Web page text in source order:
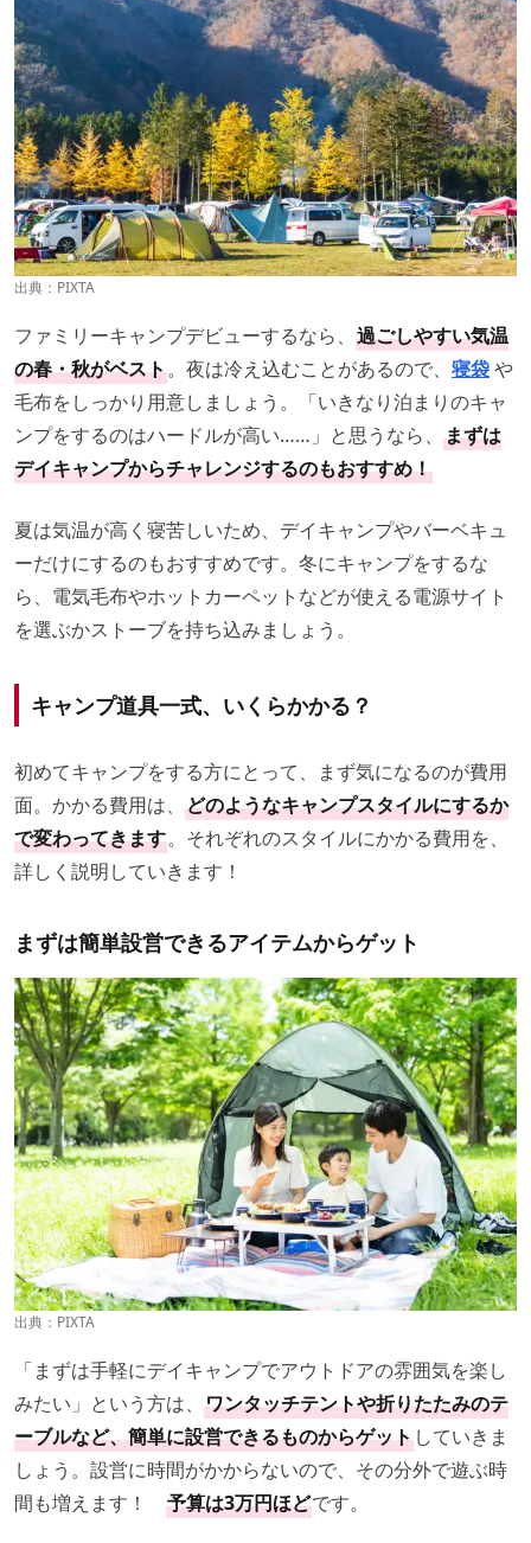
出典：PIXTA
ファミリーキャンプデビューするなら、 過ごしやすい気温
の春・秋がベスト。夜は冷え込むことがあるので、 寝袋や
毛布をしっかり用意しましょう。「いきなり泊まりのキャ
ンプをするのはハードルが高い……」と思うなら、 まずは
デイキャンプからチャレンジするのもおすすめ！
夏は気温が高く寝苦しいため、デイキャンプやバーベキュ
ーだけにするのもおすすめです。冬にキャンプをするな
ら、電気毛布やホットカーペットなどが使える電源サイト
を選ぶかストーブを持ち込みましょう。
キャンプ道具一式、いくらかかる？
初めてキャンプをする方にとって、まず気になるのが費用
面。かかる費用は、 どのようなキャンプスタイルにするか
で変わってきます。それぞれのスタイルにかかる費用を、
詳しく説明していきます！
まずは簡単設営できるアイテムからゲット
出典：PIXTA
「まずは手軽にデイキャンプでアウトドアの雰囲気を楽し
みたい」という方は、 ワンタッチテントや折りたたみのテ
ーブルなど、簡単に設営できるものからゲットしていきま
しょう。設営に時間がかからないので、その分外で遊ぶ時
間も増えます！ 予算は3万円ほどです。